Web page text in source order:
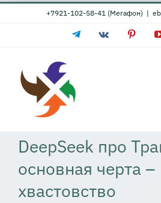
Skip
+7921-102-58-41 (Мегафон) |
TelegramVk
DeepSeek про
основная черта –
хвастовство